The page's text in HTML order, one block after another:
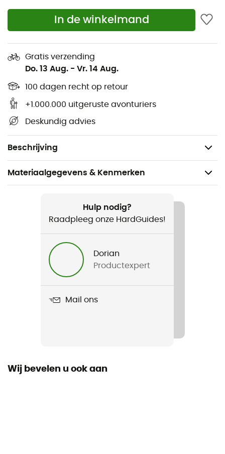
In de winkelmand
Gratis verzending
Do. 13 Aug. - Vr. 14 Aug.
100 dagen recht op retour
+1.000.000 uitgeruste avonturiers
Deskundig advies
Beschrijving
Volledige zijopeningen en exclusief Drop Seat™
systeem
Verstevigingen voor stijgijzers in Cordura en
sneeuwvangers
Samenstelling: Gore-Tex® PRO ASTREE 3L, Polyamide
6.6
Verstevigingen:CENTURION CORDURA® // 70%
Gewicht: 590 g
Materiaalgegevens & Kenmerken
Ijsklimmen / Tourskiën / Bergbeklimmen
LD Trilogy GTX Pro Pant
Hulp nodig?
Raadpleeg onze HardGuides!
Dorian
Productexpert
Mail ons
Wij bevelen u ook aan